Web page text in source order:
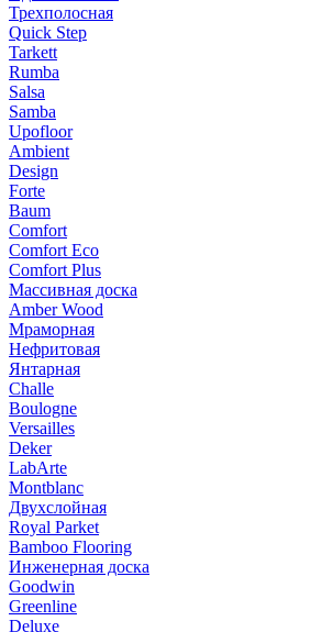
Трехполосная
Quick Step
Tarkett
Rumba
Salsa
Samba
Upofloor
Ambient
Design
Forte
Baum
Comfort
Comfort Eco
Comfort Plus
Массивная доска
Amber Wood
Мраморная
Нефритовая
Янтарная
Challe
Boulogne
Versailles
Deker
LabArte
Montblanc
Двухслойная
Royal Parket
Bamboo Flooring
Инженерная доска
Goodwin
Greenline
Deluxe